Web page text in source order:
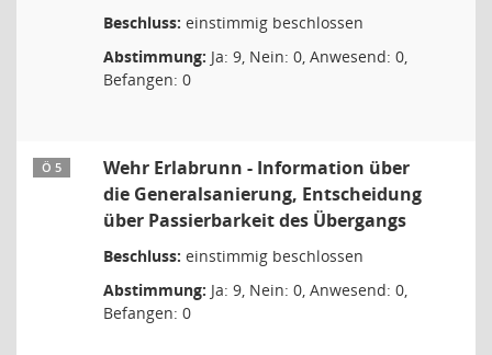
Beschluss: einstimmig beschlossen
Abstimmung: Ja: 9, Nein: 0, Anwesend: 0,
Befangen: 0
Ö 5
Wehr Erlabrunn - Information über
die Generalsanierung, Entscheidung
über Passierbarkeit des Übergangs
Beschluss: einstimmig beschlossen
Abstimmung: Ja: 9, Nein: 0, Anwesend: 0,
Befangen: 0